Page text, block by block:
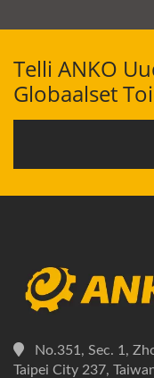
Telli ANKO
Globaalset
No.351, Sec. 1,
Taipei City 237,